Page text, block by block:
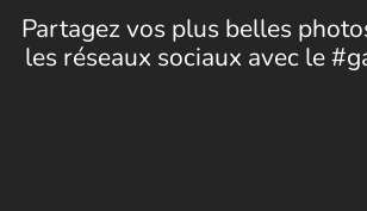
Partagez vos plus belles
les réseaux sociaux avec le